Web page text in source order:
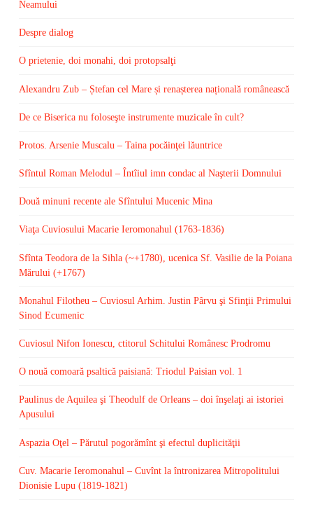
Neamului
Despre dialog
O prietenie, doi monahi, doi protopsalţi
Alexandru Zub – Ștefan cel Mare și renașterea națională românească
De ce Biserica nu foloseşte instrumente muzicale în cult?
Protos. Arsenie Muscalu – Taina pocăinţei lăuntrice
Sfîntul Roman Melodul – Întîiul imn condac al Naşterii Domnului
Două minuni recente ale Sfîntului Mucenic Mina
Viaţa Cuviosului Macarie Ieromonahul (1763-1836)
Sfînta Teodora de la Sihla (~+1780), ucenica Sf. Vasilie de la Poiana
Mărului (+1767)
Monahul Filotheu – Cuviosul Arhim. Justin Pârvu şi Sfinţii Primului
Sinod Ecumenic
Cuviosul Nifon Ionescu, ctitorul Schitului Românesc Prodromu
O nouă comoară psaltică paisiană: Triodul Paisian vol. 1
Paulinus de Aquilea şi Theodulf de Orleans – doi înşelaţi ai istoriei
Apusului
Aspazia Oţel – Părutul pogorămînt şi efectul duplicităţii
Cuv. Macarie Ieromonahul – Cuvînt la întronizarea Mitropolitului
Dionisie Lupu (1819-1821)